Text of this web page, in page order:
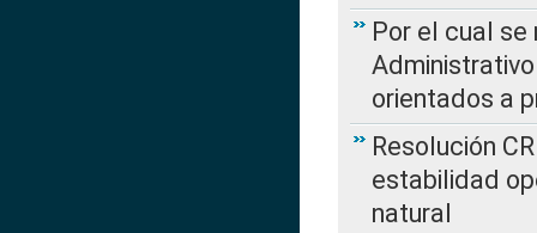
Por el cual
orientados a
Resolución
estabilidad
natural